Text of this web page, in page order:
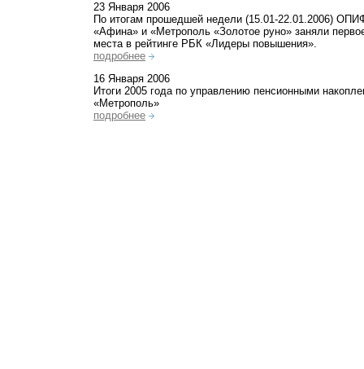
23 Января 2006
По итогам прошедшей недели (15.01-22.01.2006)
«Афина» и «Метрополь «Золотое руно» заняли
места в рейтинге РБК «Лидеры повышения».
подробнее
16 Января 2006
Итоги 2005 года по управлению пенсионными
«Метрополь»
подробнее